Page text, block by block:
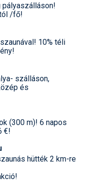
/fő!
10% téli
szálláson,
és
(300 m)! 6 napos
€!
hütték 2 km-re